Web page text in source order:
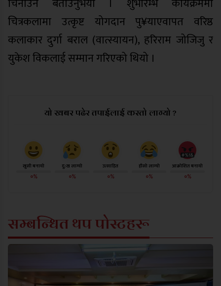
चिनाउने बताउनुभयो । शुभारम्भ कार्यक्रममा
चित्रकलामा उत्कृष्ट योगदान पु¥याएवापत वरिष्ठ
कलाकार दुर्गा बराल (वात्स्यायन), हरिराम जोजिजु र
युकेश विकलाई सम्मान गरिएको थियो ।
यो खबर पढेर तपाईलाई कस्तो लाग्यो ?
खुसी बनायो
०%
दु:ख लाग्यो
०%
उत्साहित
०%
हाँसो लाग्यो
०%
आक्रोशित बनायो
०%
सम्बन्धित थप पोस्टहरू